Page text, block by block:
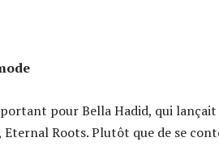
pour Bella Hadid, qui
Eternal Roots. Plutôt que de se